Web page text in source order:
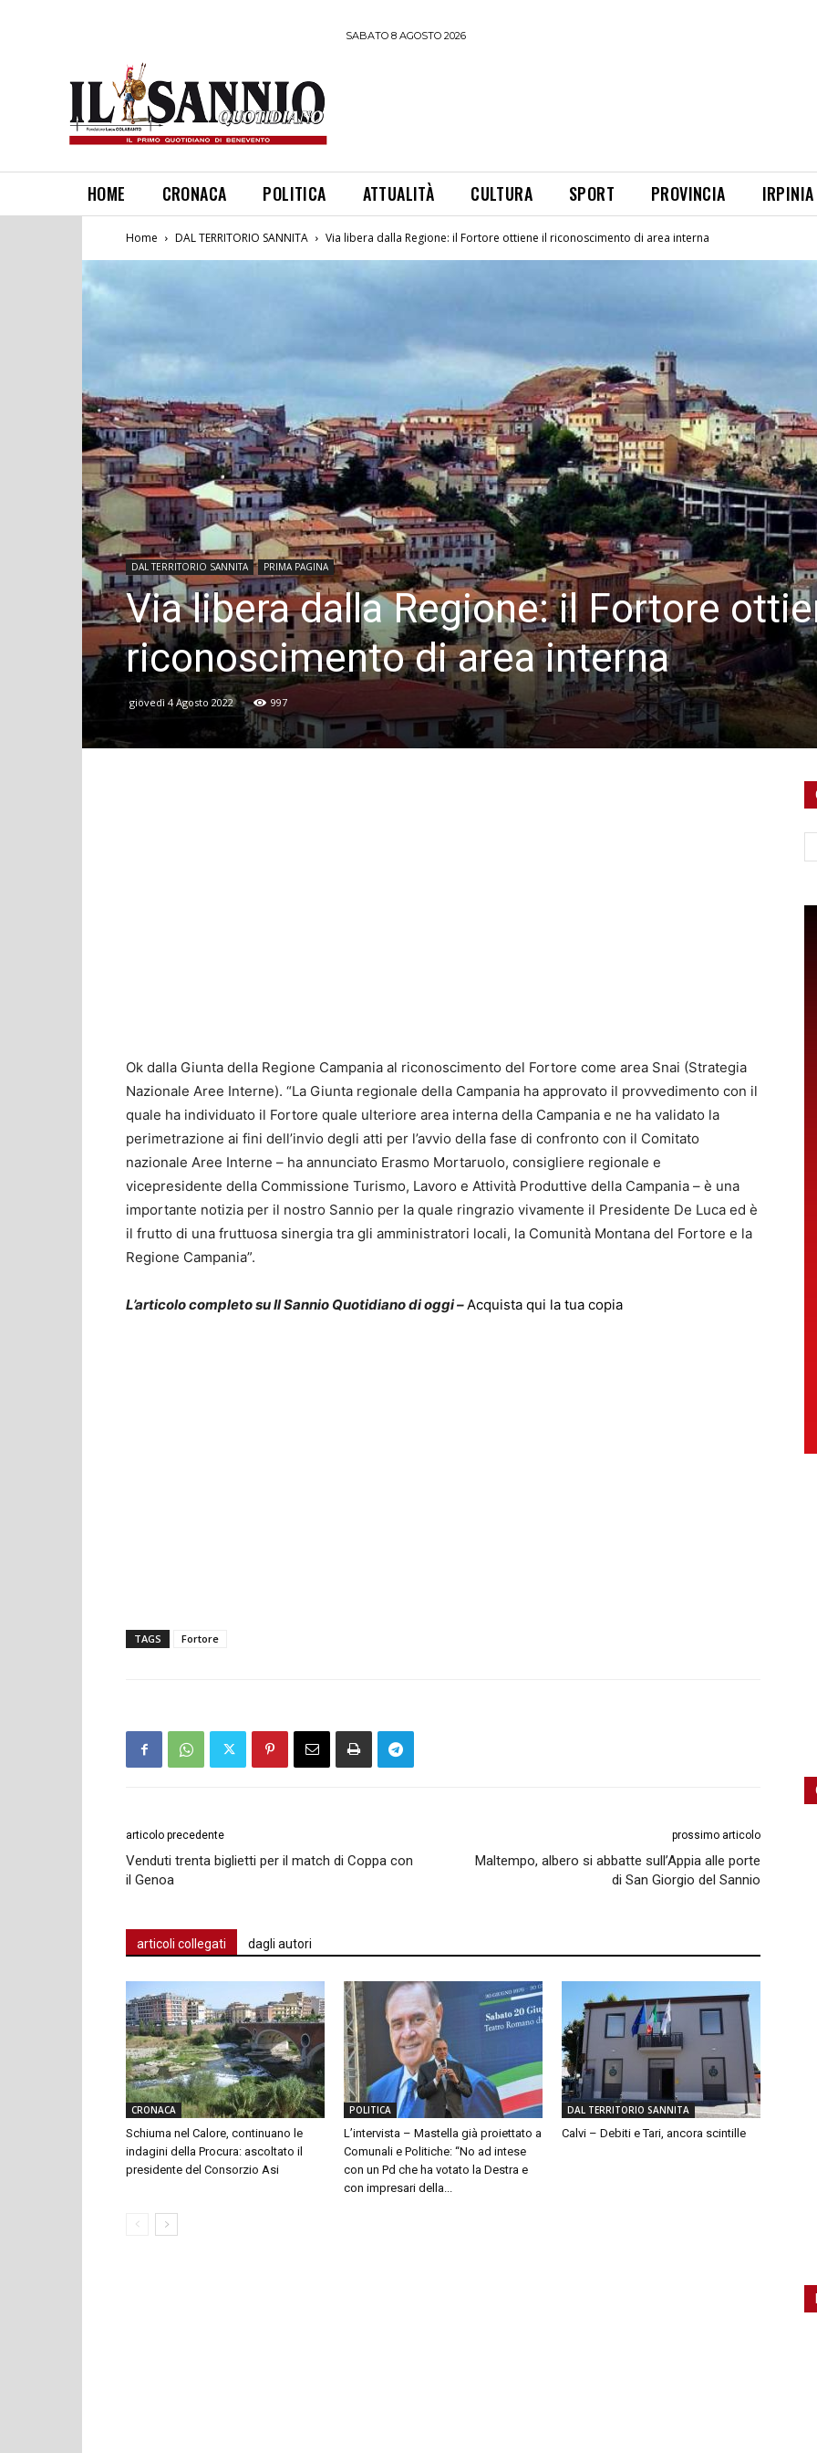
SABATO 8 AGOSTO 2026
HOME CRONACA POLITICA ATTUALITÀ CULTURA SPORT PROVINCIA IRPINIA
Home DAL TERRITORIO SANNITA Via libera dalla Regione: il Fortore ottiene il riconoscimento di area interna
DAL TERRITORIO SANNITA PRIMA PAGINA
Via libera dalla Regione: il Fortore
riconoscimento di area interna
giovedì 4 Agosto 2022 997
Ok dalla Giunta della Regione Campania al riconoscimento del Fortore come area Snai (Strategia
Nazionale Aree Interne). “La Giunta regionale della Campania ha approvato il provvedimento con il
quale ha individuato il Fortore quale ulteriore area interna della Campania e ne ha validato la
perimetrazione ai fini dell’invio degli atti per l’avvio della fase di confronto con il Comitato
nazionale Aree Interne – ha annunciato Erasmo Mortaruolo, consigliere regionale e
vicepresidente della Commissione Turismo, Lavoro e Attività Produttive della Campania – è una
importante notizia per il nostro Sannio per la quale ringrazio vivamente il Presidente De Luca ed è
il frutto di una fruttuosa sinergia tra gli amministratori locali, la Comunità Montana del Fortore e la
Regione Campania”.
L’articolo completo su Il Sannio Quotidiano di oggi –Acquista qui la tua copia
TAGS Fortore
articolo precedente
Venduti trenta biglietti per il match di Coppa con
il Genoa
prossimo articolo
Maltempo, albero si abbatte sull’Appia alle porte
di San Giorgio del Sannio
articoli collegati dagli autori
CRONACA
Schiuma nel Calore, continuano le
indagini della Procura: ascoltato il
presidente del Consorzio Asi
POLITICA
L’intervista – Mastella già proiettato a
Comunali e Politiche: “No ad intese
con un Pd che ha votato la Destra e
con impresari della...
DAL TERRITORIO SANNITA
Calvi – Debiti e Tari, ancora scintille